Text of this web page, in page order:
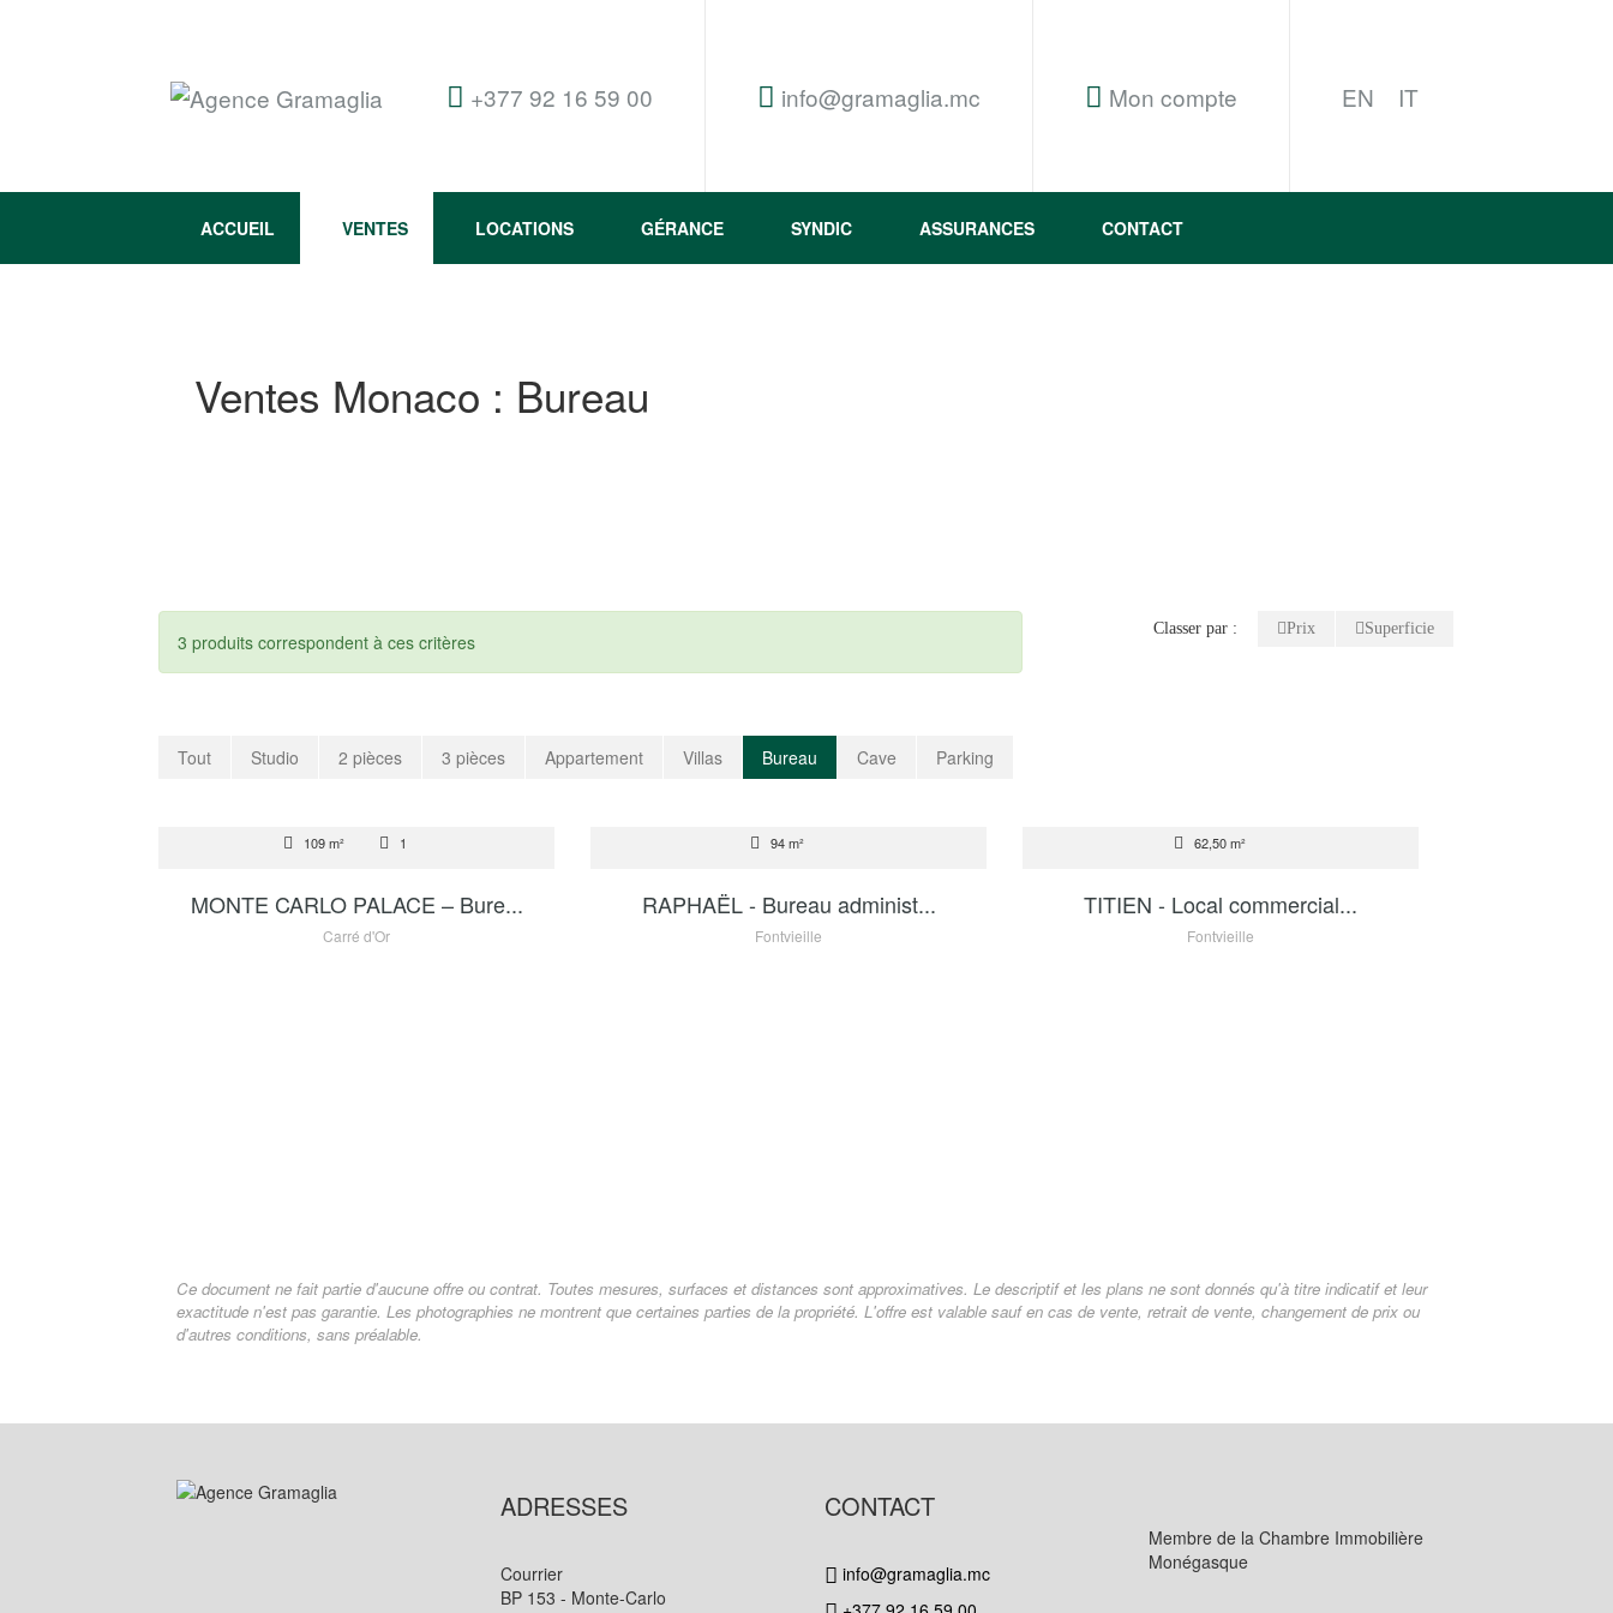
+377 92 16 59 00 info@gramaglia.mc Mon compte EN IT
ACCUEIL VENTES LOCATIONS GÉRANCE SYNDIC ASSURANCES CONTACT
Ventes Monaco : Bureau
3 produits correspondent à ces critères
Classer par : Prix Superficie
Tout Studio 2 pièces 3 pièces Appartement Villas Bureau Cave Parking
109 m² 1
MONTE CARLO PALACE – Bure...
Carré d'Or
94 m²
RAPHAËL - Bureau administ...
Fontvieille
62,50 m²
TITIEN - Local commercial...
Fontvieille
Ce document ne fait partie d'aucune offre ou contrat. Toutes mesures, surfaces et distances sont approximatives. Le descriptif et les plans ne sont donnés qu'à titre indicatif et leur
exactitude n'est pas garantie. Les photographies ne montrent que certaines parties de la propriété. L'offre est valable sauf en cas de vente, retrait de vente, changement de prix ou
d'autres conditions, sans préalable.
ADRESSES
Courrier
BP 153 - Monte-Carlo
CONTACT
info@gramaglia.mc
Membre de la Chambre Immobilière
Monégasque